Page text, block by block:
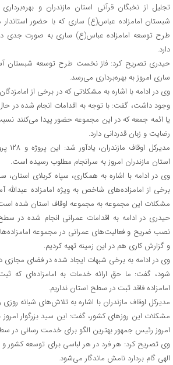
تجلیل از نخبگان قرآنی استان مازندران و
شبستان امامزاده عباس(ع) ساری که با حضور استاندار
طرح توسعه امامزاده عباس(ع) ساری به صورت جدی در
دارد.
حیدری تصریح کرد: فاز نخست طرح توسعه شبستان
ساری امروز به بهره‌برداری می‌رسد.
وی در ادامه با اشاره به مشکلاتی که در برخی از امامزدگان
وجود داشت، گفت: با توجه به اقدامات انجام شده در
یا ائمه جمعه که در این مجموعه حضور پیدا می‌کنند
رضایت و زبان قدردانی دارد.
استان مازندران امروز به سرانجام مطلوب رسیده است.
وی در ادامه با اشاره به همکاری، سپاه کربلای
برخی از امامزاده‌های شاخص به ویژه امامزاده
مشکلات این مجموعه به مجموعه اوقاف استان شده
حیدری در ادامه به اقدامات عمرانی انجام شده در سطح
نصب ضریح و فعالیت‌های عمرانی در مجموعه
و گزارش کاری هم در این زمینه تهیه کردیم.
وی در ادامه به برخی شبهات ایجاد شده در فضای مجازی
شود، گفت: ما حق ارائه خدمات به امامزاده‌ای که
امامزاده فاقد ثبت در سطح استان نداریم.
مدیرکل اوقاف مازندران با اشاره به تلاش‌های شبانه
مشکلات این روزهای کشور، گفت: این سید بزرگوار
امروز رئیس جمهور بهترین الگو برای خدمت رسانی در
وی تصریح کرد: هر فرد در هر لباسی برای توسعه کشور
الهی گام بردارد نامش ماندگار می‌شود.